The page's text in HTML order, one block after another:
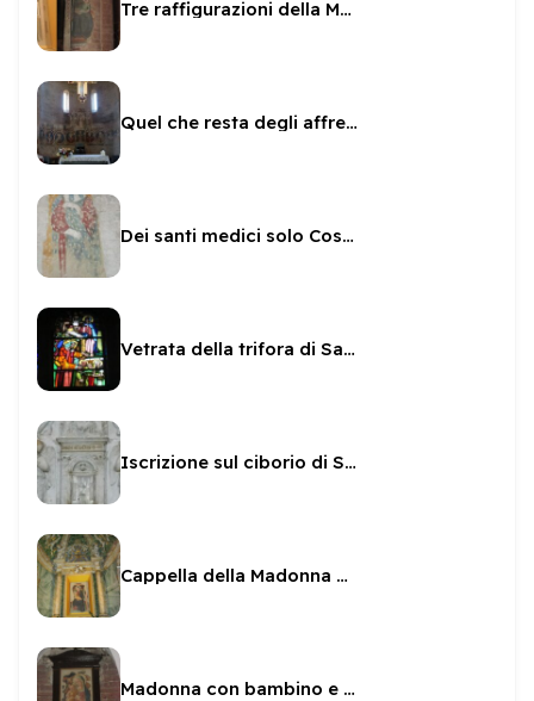
Tre raffigurazioni della Madonna del latte in San Gregorio
Quel che resta degli affreschi sull'abside di San Gregorio
Dei santi medici solo Cosma
Vetrata della trifora di San Gregorio
Iscrizione sul ciborio di San Gregorio
Cappella della Madonna del latte a San Gregorio
Madonna con bambino e cornice nella cripta